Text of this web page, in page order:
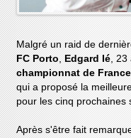
Malgré un raid de
FC Porto, Edgard Ié, 23
championnat de France
qui a proposé la
pour les cinq prochaines
Après s'être fait